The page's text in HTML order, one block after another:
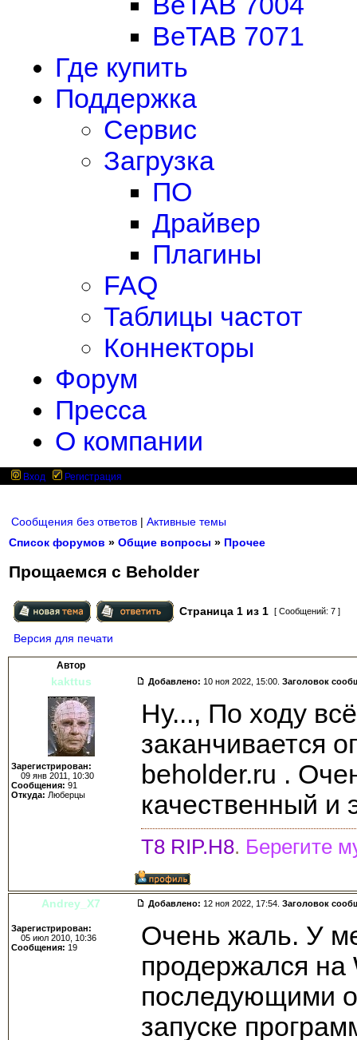
BeTAB 7071
Где купить
Поддержка
Сервис
Загрузка
ПО
Драйвер
Плагины
FAQ
Таблицы частот
Коннекторы
Форум
Пресса
О компании
Вход Регистрация
Сообщения без ответов | Активные темы
Список форумов » Общие вопросы » Прочее
Прощаемся с Beholder
Страница 1 из 1 [ Сообщений: 7 ]
Версия для печати
Автор
kakttus Добавлено: 10 ноя 2022, 15:00. Заголовок
Зарегистрирован:
09 янв 2011, 10:30
Сообщения: 91
Откуда: Люберцы
Ну..., По ходу
заканчивается
beholder.ru .
качественный и
Т8 RIP.H8. Берегите
Andrey_X7 Добавлено: 12 ноя 2022, 17:54. Заголовок
Зарегистрирован:
05 июл 2010, 10:36
Сообщения: 19
Очень жаль. У
продержался на
последующими
запуске